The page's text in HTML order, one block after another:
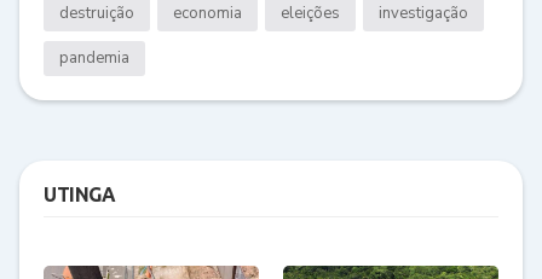
destruição economia eleições investigação
pandemia
UTINGA